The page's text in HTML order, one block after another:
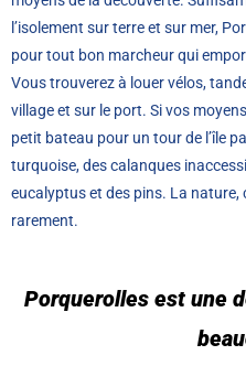
l’isolement sur terre et sur mer,
pour tout bon marcheur qui
Vous trouverez à louer vélos,
village et sur le port. Si vos
petit bateau pour un tour de l’île
turquoise, des calanques
eucalyptus et des pins. La nature,
rarement.
Porquerolles est une